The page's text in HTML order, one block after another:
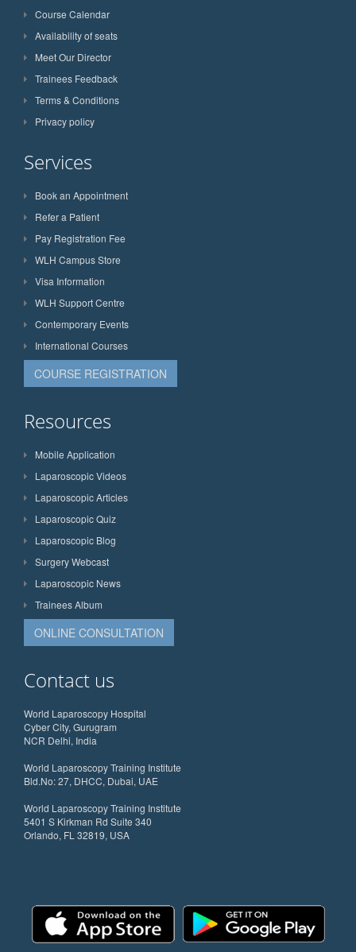
Course Calendar
Availability of seats
Meet Our Director
Trainees Feedback
Terms & Conditions
Privacy policy
Services
Book an Appointment
Refer a Patient
Pay Registration Fee
WLH Campus Store
Visa Information
WLH Support Centre
Contemporary Events
International Courses
COURSE REGISTRATION
Resources
Mobile Application
Laparoscopic Videos
Laparoscopic Articles
Laparoscopic Quiz
Laparoscopic Blog
Surgery Webcast
Laparoscopic News
Trainees Album
ONLINE CONSULTATION
Contact us
World Laparoscopy Hospital
Cyber City, Gurugram
NCR Delhi, India
World Laparoscopy Training Institute
Bld.No: 27, DHCC, Dubai, UAE
World Laparoscopy Training Institute
5401 S Kirkman Rd Suite 340
Orlando, FL 32819, USA